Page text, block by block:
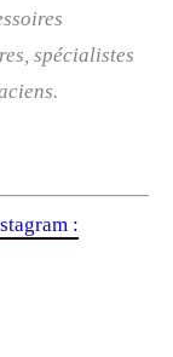
spécialistes
: